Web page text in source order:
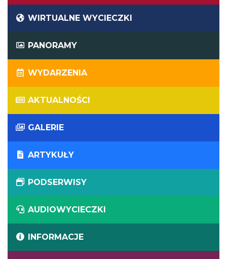
WIRTUALNE WYCIECZKI
PANORAMY
WYDARZENIA
AKTUALNOŚCI
GALERIE
ARTYKUŁY
PODSERWISY
AUDIOWYCIECZKI
INFORMACJE